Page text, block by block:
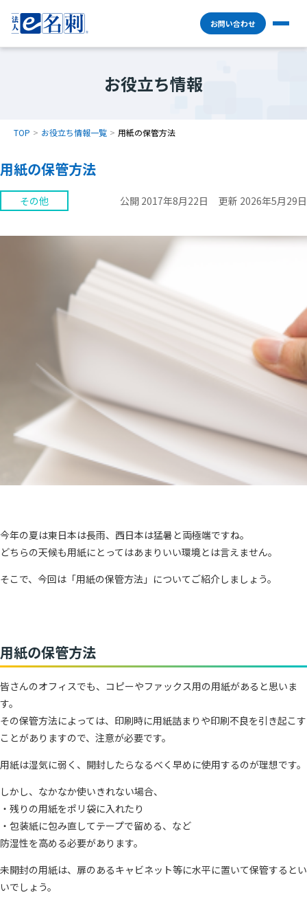
お問い合わせ
お役立ち情報
TOP お役立ち情報一覧 用紙の保管方法
用紙の保管方法
その他 公開 2017年8月22日 更新 2026年5月29日
今年の夏は東日本は長雨、西日本は猛暑と両極端ですね。
どちらの天候も用紙にとってはあまりいい環境とは言えません。
そこで、今回は「用紙の保管方法」についてご紹介しましょう。
用紙の保管方法
皆さんのオフィスでも、コピーやファックス用の用紙があると思いま
す。
その保管方法によっては、印刷時に用紙詰まりや印刷不良を引き起こす
ことがありますので、注意が必要です。
用紙は湿気に弱く、開封したらなるべく早めに使用するのが理想です。
しかし、なかなか使いきれない場合、
・残りの用紙をポリ袋に入れたり
・包装紙に包み直してテープで留める、など
防湿性を高める必要があります。
未開封の用紙は、扉のあるキャビネット等に水平に置いて保管するとい
いでしょう。